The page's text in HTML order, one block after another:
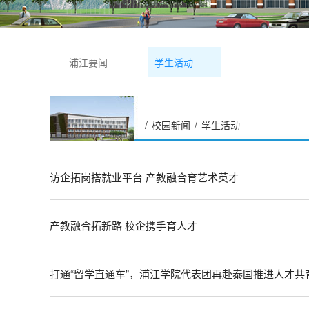
浦江要闻 学生活动
/ 校园新闻 / 学生活动
访企拓岗搭就业平台 产教融合育艺术英才
产教融合拓新路 校企携手育人才
打通“留学直通车”，浦江学院代表团再赴泰国推进人才共